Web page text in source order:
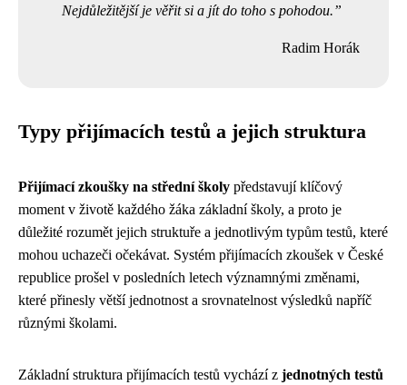
Nejdůležitější je věřit si a jít do toho s pohodou.
Radim Horák
Typy přijímacích testů a jejich struktura
Přijímací zkoušky na střední školy představují klíčový
moment v životě každého žáka základní školy, a proto je
důležité rozumět jejich struktuře a jednotlivým typům testů, které
mohou uchazeči očekávat. Systém přijímacích zkoušek v České
republice prošel v posledních letech významnými změnami,
které přinesly větší jednotnost a srovnatelnost výsledků napříč
různými školami.
Základní struktura přijímacích testů vychází z jednotných testů